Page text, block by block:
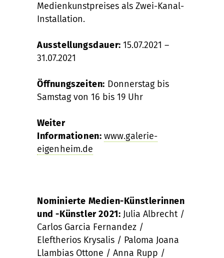
Medienkunstpreises als Zwei-Kanal-
Installation.
Ausstellungsdauer:15.07.2021 –
31.07.2021
Öffnungszeiten: Donnerstag bis
Samstag von 16 bis 19 Uhr
Weiter
Informationen: www.galerie-
eigenheim.de
Nominierte Medien-Künstlerinnen
und -Künstler 2021: Julia Albrecht /
Carlos Garcia Fernandez /
Eleftherios Krysalis / Paloma Joana
Llambias Ottone / Anna Rupp /